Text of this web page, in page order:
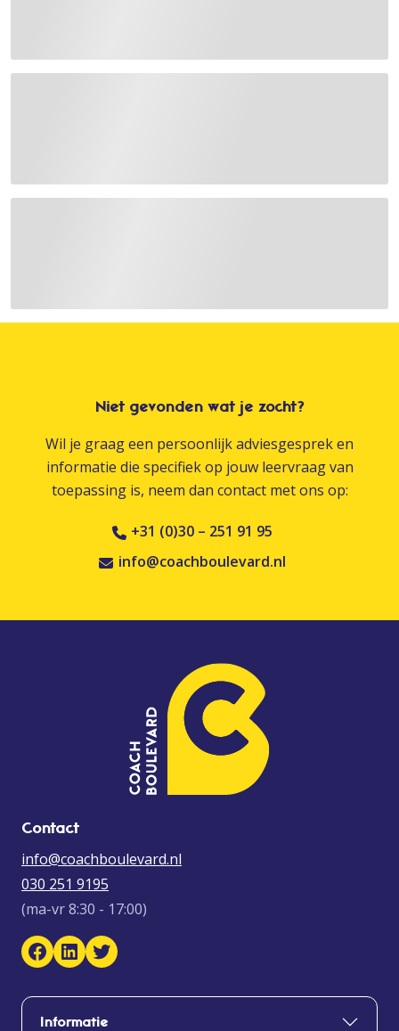
Niet gevonden wat je zocht?
Wil je graag een persoonlijk adviesgesprek en
informatie die specifiek op jouw leervraag van
toepassing is, neem dan contact met ons op:
+31 (0)30 – 251 91 95
info@coachboulevard.nl
Contact
info@coachboulevard.nl
030 251 9195
(ma-vr 8:30 - 17:00)
Facebook Coach Boulevard
LinkedIn Coach Boulevard
Twitter
Informatie